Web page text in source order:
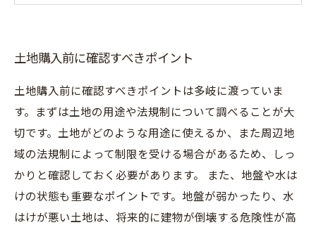
土地購入前に確認すべきポイント
土地購入前に確認すべきポイントは多岐に渡っていま
す。まずは土地の用途や法規制について調べることが大
切です。土地がどのような用途に使えるか、また周辺地
域の法規制によって制限を受ける場合があるため、しっ
かりと確認しておく必要があります。 また、地盤や水は
けの状態も重要なポイントです。地盤が弱かったり、水
はけが悪い土地は、将来的に建物が倒壊する危険性が高